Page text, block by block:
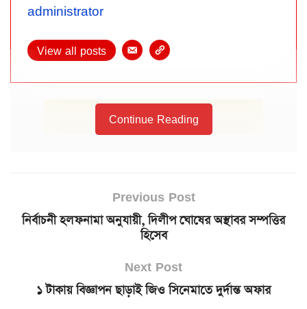
administrator
View all posts
Continue Reading
Previous Post
নির্বাচনী হলফনামা অনুযায়ী, দিলীপ ঘোষের অস্থাবর সম্পত্তির
হিসেব
Next Post
১ টাকায় বিজ্ঞাপন ছাড়াই জিও সিনেমাতে দুর্দান্ত অফার